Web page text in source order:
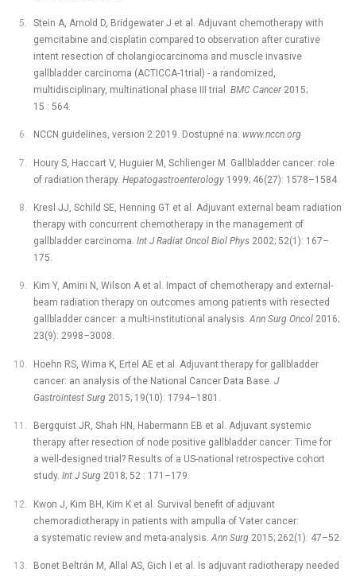
Stein A, Arnold D, Bridgewater J et al. Adjuvant chemotherapy with
gemcitabine and cisplatin compared to observation after curative
intent resection of cholangiocarcinoma and muscle invasive
gallbladder carcinoma (ACTICCA-1trial) -⁠ a randomized,
multidisciplinary, multinational phase III trial. BMC Cancer2015;
15 : 564.
NCCN guidelines, version 2.2019. Dostupné na: www.nccn.org
Houry S, Haccart V, Huguier M, Schlienger M. Gallbladder cancer: role
of radiation therapy. Hepatogastroenterology1999; 46(27): 1578–1584.
Kresl JJ, Schild SE, Henning GT et al. Adjuvant external beam radiation
therapy with concurrent chemotherapy in the management of
gallbladder carcinoma. Int J Radiat Oncol Biol Phys 2002; 52(1): 167–
175.
Kim Y, Amini N, Wilson A et al. Impact of chemotherapy and external-
beam radiation therapy on outcomes among patients with resected
gallbladder cancer: a multi-institutional analysis.Ann Surg Oncol2016;
23(9): 2998–3008.
Hoehn RS, Wima K, Ertel AE et al. Adjuvant therapy for gallbladder
cancer: an analysis of the National Cancer Data Base. J
Gastrointest Surg 2015; 19(10): 1794–1801.
Bergquist JR, Shah HN, Habermann EB et al. Adjuvant systemic
therapy after resection of node positive gallbladder cancer: Time for
a well-designed trial? Results of a US-national retrospective cohort
study. Int J Surg 2018; 52 : 171–179.
Kwon J, Kim BH, Kim K et al. Survival benefit of adjuvant
chemoradiotherapy in patients with ampulla of Vater cancer:
a systematic review and meta-analysis. Ann Surg 2015; 262(1): 47–52.
Bonet Beltrán M, Allal AS, Gich I et al . Is adjuvant radiotherapy needed